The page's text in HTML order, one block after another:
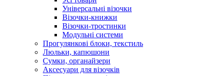
Універсальні візочки
Візочки-книжки
Візочки-тростинки
Модульні системи
Прогулянкові блоки, текстиль
Люльки, капюшони
Сумки, органайзери
Аксесуари для візочків